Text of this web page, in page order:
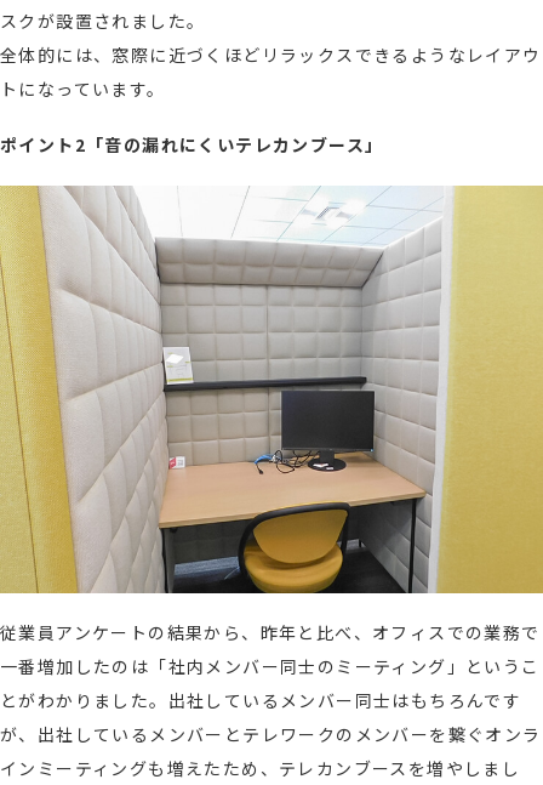
スクが設置されました。
全体的には、窓際に近づくほどリラックスできるようなレイアウ
トになっています。
ポイント2「音の漏れにくいテレカンブース」
従業員アンケートの結果から、昨年と比べ、オフィスでの業務で
一番増加したのは「社内メンバー同士のミーティング」というこ
とがわかりました。出社しているメンバー同士はもちろんです
が、出社しているメンバーとテレワークのメンバーを繋ぐオンラ
インミーティングも増えたため、テレカンブースを増やしまし